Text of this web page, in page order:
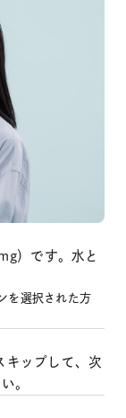
）です。水と
を選択された方
キップして、次
。